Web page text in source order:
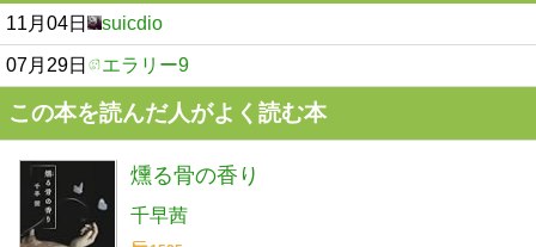
11月04日 suicdio
07月29日 エラリー9
この本を読んだ人がよく読む本
燻る骨の香り
千早茜